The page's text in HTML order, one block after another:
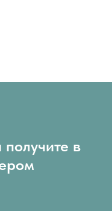
получите в